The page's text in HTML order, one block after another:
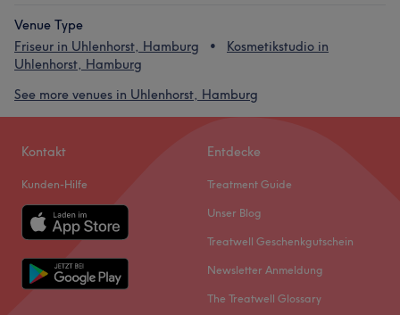
Venue Type
Friseur in Uhlenhorst, Hamburg
Kosmetikstudio in
Uhlenhorst, Hamburg
See more venues in Uhlenhorst, Hamburg
Kontakt
Kunden-Hilfe
Entdecke
Treatment Guide
Unser Blog
Treatwell Geschenkgutschein
Newsletter Anmeldung
The Treatwell Glossary